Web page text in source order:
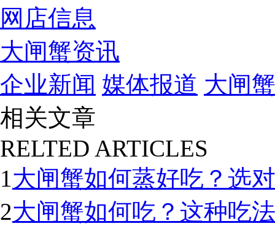
网店信息
大闸蟹资讯
企业新闻 媒体报道 大闸
相关文章
RELTED ARTICLES
1大闸蟹如何蒸好吃？选
2大闸蟹如何吃？这种吃